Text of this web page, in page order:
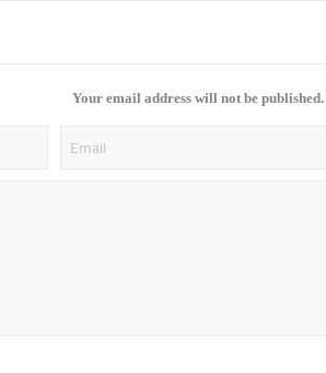
Your email address will not be published.